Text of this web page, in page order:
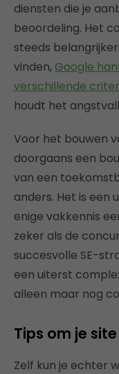
diensten die je
beoordeling. Het
steeds
vinden, Google
verschillende
houdt het
Voor het bouwen
doorgaans een
van een
anders. Het is een
enige vakkennis
zeker als de
succesvolle SE-
een uiterst
alleen maar nog
Tips om je
Zelf kun je echter